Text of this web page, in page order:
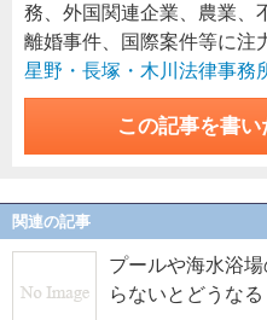
務、外国関連企業、農業、
離婚事件、国際案件等に注
星野・長塚・木川法律事務
この記事を書
関連の記事
プールや海水浴
らないとどうなる